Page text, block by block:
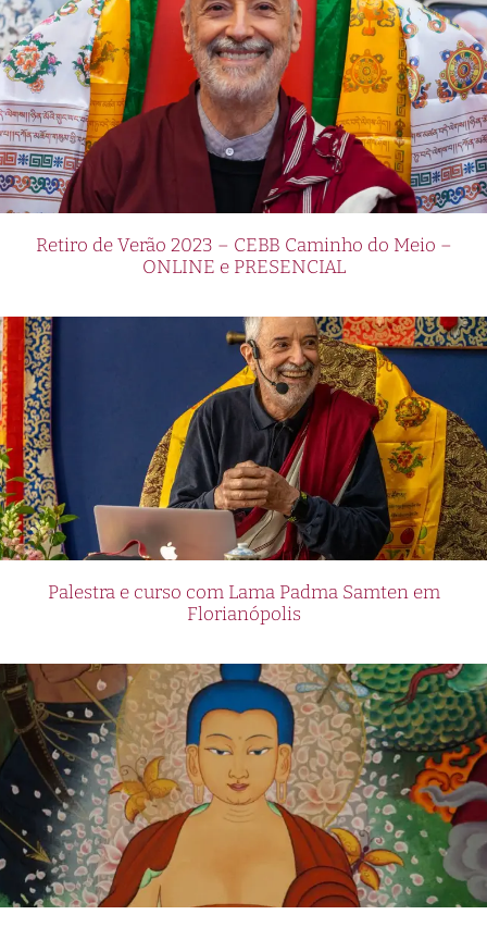
Retiro de Verão 2023 – CEBB Caminho do Meio –
ONLINE e PRESENCIAL
Palestra e curso com Lama Padma Samten em
Florianópolis